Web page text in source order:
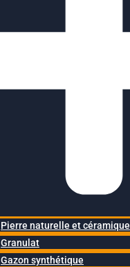
Pierre naturelle et céramique
Granulat
Gazon synthétique